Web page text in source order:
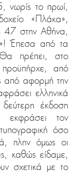
το πρωί,
«Πλάκα»,
47 στην Αθήνα,
Έπεσα από τα
πρέπει, στο
από
από αφορμή την
ελληνικά
έκδοση
τον
όσο
πλην όμως οι
καθώς είδαμε,
σχετικά με το